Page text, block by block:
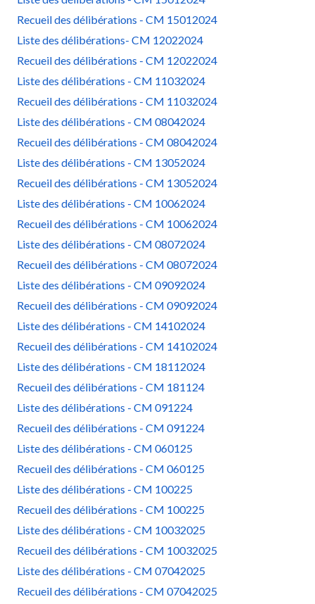
Recueil des délibérations - CM 15012024
Liste des délibérations- CM 12022024
Recueil des délibérations - CM 12022024
Liste des délibérations - CM 11032024
Recueil des délibérations - CM 11032024
Liste des délibérations - CM 08042024
Recueil des délibérations - CM 08042024
Liste des délibérations - CM 13052024
Recueil des délibérations - CM 13052024
Liste des délibérations - CM 10062024
Recueil des délibérations - CM 10062024
Liste des délibérations - CM 08072024
Recueil des délibérations - CM 08072024
Liste des délibérations - CM 09092024
Recueil des délibérations - CM 09092024
Liste des délibérations - CM 14102024
Recueil des délibérations - CM 14102024
Liste des délibérations - CM 18112024
Recueil des délibérations - CM 181124
Liste des délibérations - CM 091224
Recueil des délibérations - CM 091224
Liste des délibérations - CM 060125
Recueil des délibérations - CM 060125
Liste des délibérations - CM 100225
Recueil des délibérations - CM 100225
Liste des délibérations - CM 10032025
Recueil des délibérations - CM 10032025
Liste des délibérations - CM 07042025
Recueil des délibérations - CM 07042025